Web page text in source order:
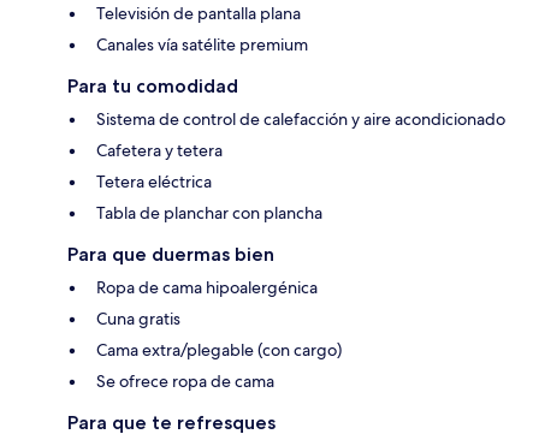
Televisión de pantalla plana
Canales vía satélite premium
Para tu comodidad
Sistema de control de calefacción y aire acondicionado
Cafetera y tetera
Tetera eléctrica
Tabla de planchar con plancha
Para que duermas bien
Ropa de cama hipoalergénica
Cuna gratis
Cama extra/plegable (con cargo)
Se ofrece ropa de cama
Para que te refresques